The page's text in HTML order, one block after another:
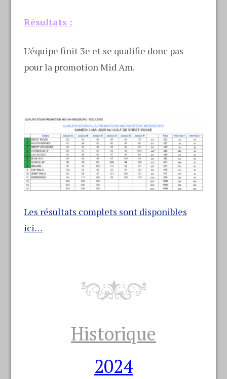
Résultats :
L’équipe finit 3e et se qualifie donc pas
pour la promotion Mid Am.
Les résultats complets sont disponibles
ici…
Historique
2024